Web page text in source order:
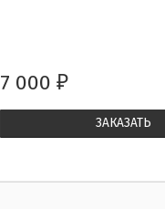
7 000 ₽
ЗАКАЗАТЬ